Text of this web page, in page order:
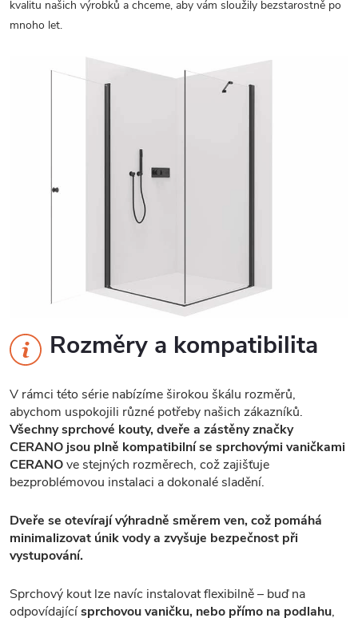
kvalitu našich výrobků a chceme, aby vám sloužily bezstarostně po
mnoho let.
Rozměry a kompatibilita
V rámci této série nabízíme širokou škálu rozměrů,
abychom uspokojili různé potřeby našich zákazníků.
Všechny sprchové kouty, dveře a zástěny značky
CERANO jsou plně kompatibilní se sprchovými vaničkami
CERANOve stejných rozměrech, což zajišťuje
bezproblémovou instalaci a dokonalé sladění.
Dveře se otevírají výhradně směrem ven, což pomáhá
minimalizovat únik vody a zvyšuje bezpečnost při
vystupování.
Sprchový kout lze navíc instalovat flexibilně – buď na
odpovídajícísprchovou vaničku, nebo přímo na podlahu,